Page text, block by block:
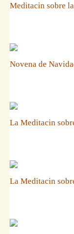
Meditacin sobre
Novena de
La Meditacin
La Meditacin